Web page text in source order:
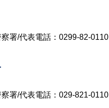
署/代表電話：0299-82-0110
署/代表電話：029-821-0110